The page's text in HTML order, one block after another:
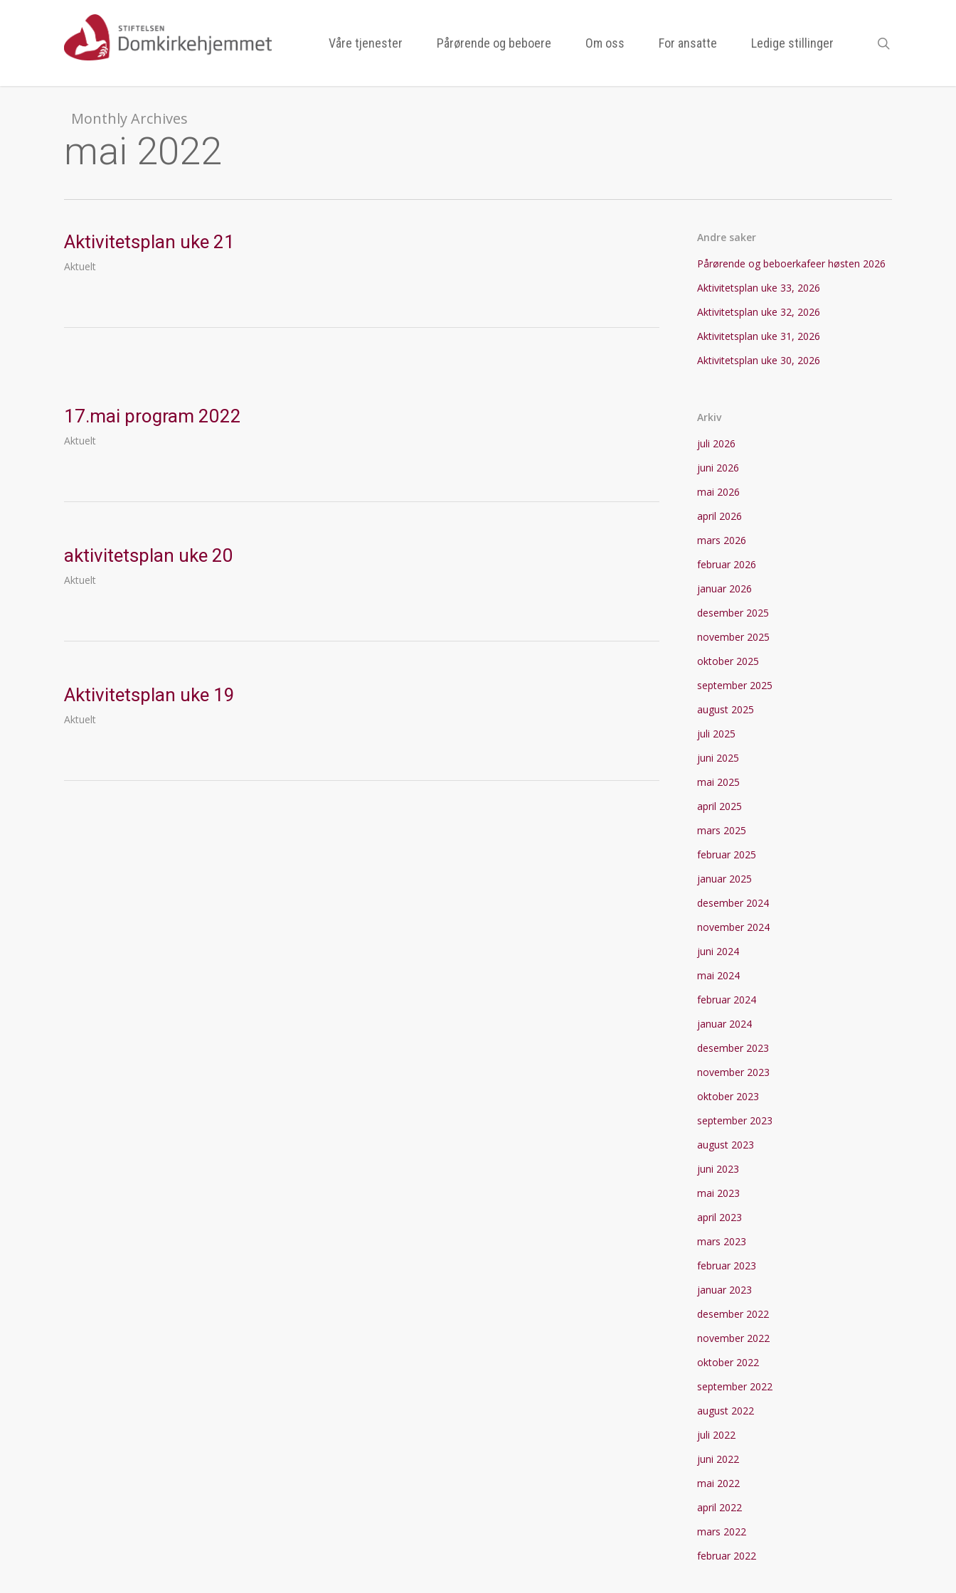
Våre tjenester Pårørende og beboere Om oss For ansatte Ledige stillinger
Monthly Archives
mai 2022
Aktivitetsplan uke 21
Aktuelt
17.mai program 2022
Aktuelt
aktivitetsplan uke 20
Aktuelt
Aktivitetsplan uke 19
Aktuelt
Andre saker
Pårørende og beboerkafeer høsten 2026
Aktivitetsplan uke 33, 2026
Aktivitetsplan uke 32, 2026
Aktivitetsplan uke 31, 2026
Aktivitetsplan uke 30, 2026
Arkiv
juli 2026
juni 2026
mai 2026
april 2026
mars 2026
februar 2026
januar 2026
desember 2025
november 2025
oktober 2025
september 2025
august 2025
juli 2025
juni 2025
mai 2025
april 2025
mars 2025
februar 2025
januar 2025
desember 2024
november 2024
juni 2024
mai 2024
februar 2024
januar 2024
desember 2023
november 2023
oktober 2023
september 2023
august 2023
juni 2023
mai 2023
april 2023
mars 2023
februar 2023
januar 2023
desember 2022
november 2022
oktober 2022
september 2022
august 2022
juli 2022
juni 2022
mai 2022
april 2022
mars 2022
februar 2022